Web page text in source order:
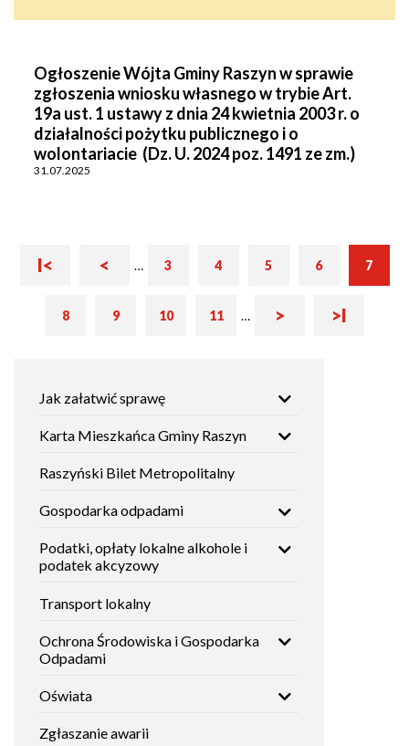
nawigacja
Jak załatwić sprawę
Karta Mieszkańca Gminy Raszyn
Raszyński Bilet Metropolitalny
Gospodarka odpadami
Podatki, opłaty lokalne alkohole i
podatek akcyzowy
Transport lokalny
Ochrona Środowiska i Gospodarka
Odpadami
Oświata
Zgłaszanie awarii
Ogłoszenie Wójta Gminy Raszyn w sprawie
zgłoszenia wniosku własnego w trybie Art.
19a ust. 1 ustawy z dnia 24 kwietnia 2003 r. o
działalności pożytku publicznego i o
wolontariacie (Dz. U. 2024 poz. 1491 ze zm.)
31.07.2025
Stronicowanie
Pierwsza
I<
Poprzednia
< … Strona
3 Strona
4 Strona
5 Strona
6
Bieżąca
7
Strona
8 Strona
9 Strona
10 Strona
11 … Następna
>
Ostatnia
>I